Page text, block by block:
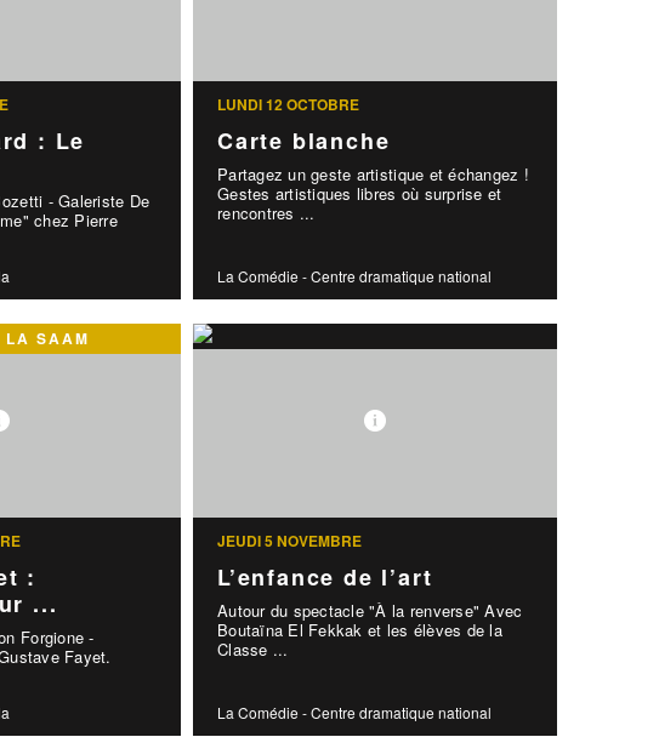
: Le
- Galeriste De
chez Pierre
LUNDI 12 OCTOBRE
Carte blanche
Partagez un geste artistique et échangez !
Gestes artistiques libres où surprise et
rencontres ...
La Comédie - Centre dramatique national
LA SAAM
:
...
Forgione -
Fayet.
JEUDI 5 NOVEMBRE
L’enfance de l’art
Autour du spectacle "À la renverse" Avec
Boutaïna El Fekkak et les élèves de la
Classe ...
La Comédie - Centre dramatique national